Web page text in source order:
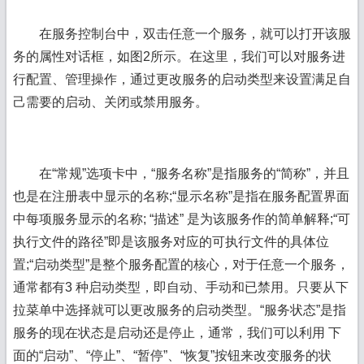
在服务控制台中，双击任意一个服务，就可以打开该服
务的属性对话框，如图2所示。在这里，我们可以对服务进
行配置、管理操作，通过更改服务的启动类型来设置满足自
己需要的启动、关闭或禁用服务。
在“常规”选项卡中，“服务名称”是指服务的“简称”，并且
也是在注册表中显示的名称;“显示名称”是指在服务配置界面
中每项服务显示的名称; “描述” 是为该服务作的简单解释;“可
执行文件的路径”即是该服务对应的可执行文件的具体位
置;“启动类型”是整个服务配置的核心，对于任意一个服务，
通常都有3 种启动类型，即自动、手动和已禁用。只要从下
拉菜单中选择就可以更改服务的启动类型。“服务状态”是指
服务的现在状态是启动还是停止，通常，我们可以利用 下
面的“启动”、“停止”、“暂停”、“恢复”按钮来改变服务的状